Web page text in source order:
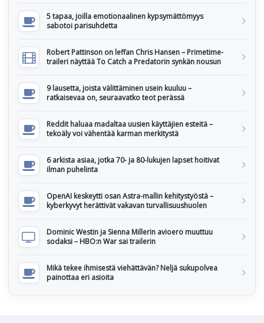
5 tapaa, joilla emotionaalinen kypsymättömyys
sabotoi parisuhdetta
Robert Pattinson on leffan Chris Hansen – Primetime-
traileri näyttää To Catch a Predatorin synkän nousun
9 lausetta, joista välittäminen usein kuuluu –
ratkaisevaa on, seuraavatko teot perässä
Reddit haluaa madaltaa uusien käyttäjien esteitä –
tekoäly voi vähentää karman merkitystä
6 arkista asiaa, jotka 70- ja 80-lukujen lapset hoitivat
ilman puhelinta
OpenAI keskeytti osan Astra-mallin kehitystyöstä –
kyberkyvyt herättivät vakavan turvallisuushuolen
Dominic Westin ja Sienna Millerin avioero muuttuu
sodaksi – HBO:n War sai trailerin
Mikä tekee ihmisestä viehättävän? Neljä sukupolvea
painottaa eri asioita